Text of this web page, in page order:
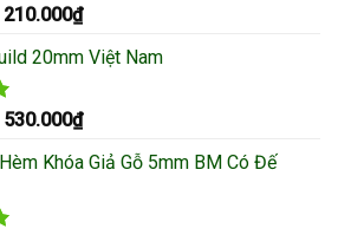
235.000₫.
Giá
là:
225.000₫.
210.000₫Giá
tại
210.000₫.
20mm Việt Nam
Giá
là:
530.000₫Giá
tại
Khóa Giả Gỗ 5mm BM Có Đế